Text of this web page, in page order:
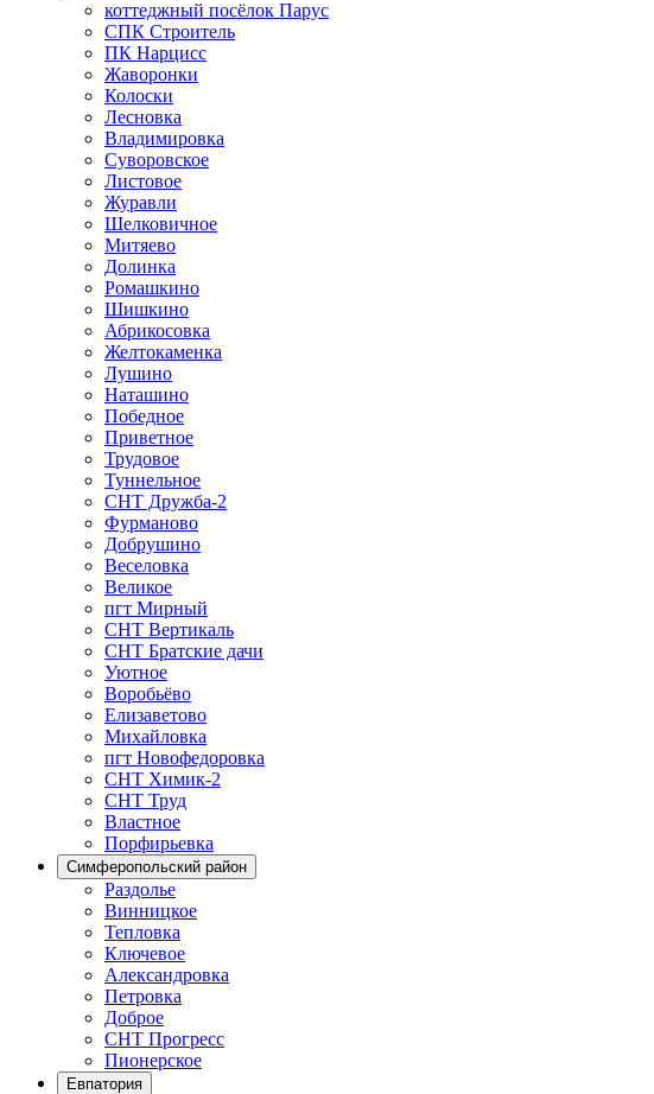
коттеджный посёлок Парус
СПК Строитель
ПК Нарцисс
Жаворонки
Колоски
Лесновка
Владимировка
Суворовское
Листовое
Журавли
Шелковичное
Митяево
Долинка
Ромашкино
Шишкино
Абрикосовка
Желтокаменка
Лушино
Наташино
Победное
Приветное
Трудовое
Туннельное
СНТ Дружба-2
Фурманово
Добрушино
Веселовка
Великое
пгт Мирный
СНТ Вертикаль
СНТ Братские дачи
Уютное
Воробьёво
Елизаветово
Михайловка
пгт Новофедоровка
СНТ Химик-2
СНТ Труд
Властное
Порфирьевка
Симферопольский район
Раздолье
Винницкое
Тепловка
Ключевое
Александровка
Петровка
Доброе
СНТ Прогресс
Пионерское
Евпатория